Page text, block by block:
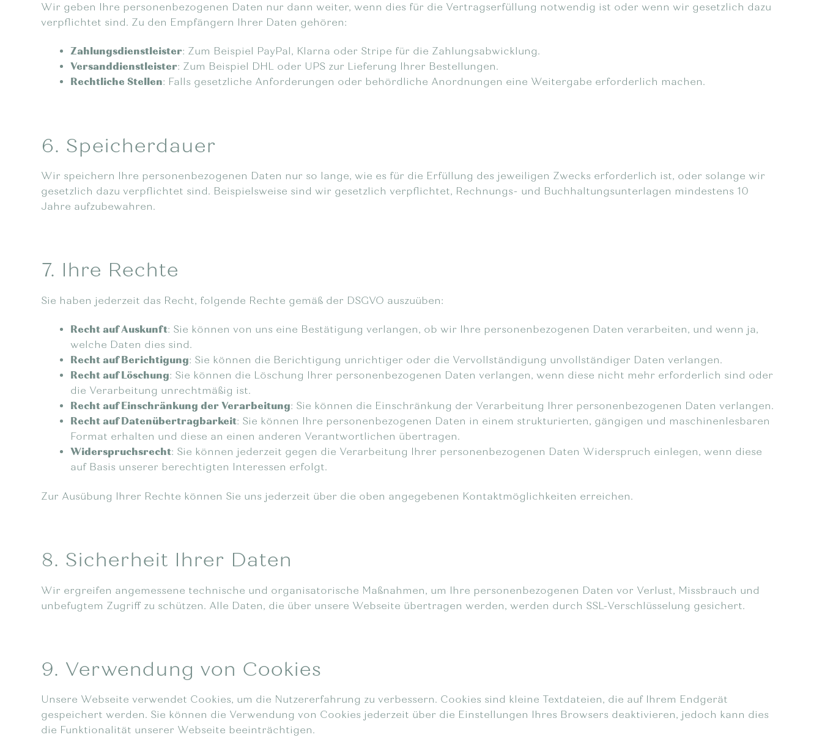
Wir geben Ihre personenbezogenen Daten nur dann weiter, wenn dies für die Vertragserfüllung notwendig ist oder wenn wir gesetzlich dazu
verpflichtet sind. Zu den Empfängern Ihrer Daten gehören:
Zahlungsdienstleister: Zum Beispiel PayPal, Klarna oder Stripe für die Zahlungsabwicklung.
Versanddienstleister: Zum Beispiel DHL oder UPS zur Lieferung Ihrer Bestellungen.
Rechtliche Stellen: Falls gesetzliche Anforderungen oder behördliche Anordnungen eine Weitergabe erforderlich machen.
6. Speicherdauer
Wir speichern Ihre personenbezogenen Daten nur so lange, wie es für die Erfüllung des jeweiligen Zwecks erforderlich ist, oder solange wir
gesetzlich dazu verpflichtet sind. Beispielsweise sind wir gesetzlich verpflichtet, Rechnungs- und Buchhaltungsunterlagen mindestens 10
Jahre aufzubewahren.
7. Ihre Rechte
Sie haben jederzeit das Recht, folgende Rechte gemäß der DSGVO auszuüben:
Recht auf Auskunft: Sie können von uns eine Bestätigung verlangen, ob wir Ihre personenbezogenen Daten verarbeiten, und wenn ja,
welche Daten dies sind.
Recht auf Berichtigung: Sie können die Berichtigung unrichtiger oder die Vervollständigung unvollständiger Daten verlangen.
Recht auf Löschung: Sie können die Löschung Ihrer personenbezogenen Daten verlangen, wenn diese nicht mehr erforderlich sind oder
die Verarbeitung unrechtmäßig ist.
Recht auf Einschränkung der Verarbeitung: Sie können die Einschränkung der Verarbeitung Ihrer personenbezogenen Daten verlangen.
Recht auf Datenübertragbarkeit: Sie können Ihre personenbezogenen Daten in einem strukturierten, gängigen und maschinenlesbaren
Format erhalten und diese an einen anderen Verantwortlichen übertragen.
Widerspruchsrecht: Sie können jederzeit gegen die Verarbeitung Ihrer personenbezogenen Daten Widerspruch einlegen, wenn diese
auf Basis unserer berechtigten Interessen erfolgt.
Zur Ausübung Ihrer Rechte können Sie uns jederzeit über die oben angegebenen Kontaktmöglichkeiten erreichen.
8. Sicherheit Ihrer Daten
Wir ergreifen angemessene technische und organisatorische Maßnahmen, um Ihre personenbezogenen Daten vor Verlust, Missbrauch und
unbefugtem Zugriff zu schützen. Alle Daten, die über unsere Webseite übertragen werden, werden durch SSL-Verschlüsselung gesichert.
9. Verwendung von Cookies
Unsere Webseite verwendet Cookies, um die Nutzererfahrung zu verbessern. Cookies sind kleine Textdateien, die auf Ihrem Endgerät
gespeichert werden. Sie können die Verwendung von Cookies jederzeit über die Einstellungen Ihres Browsers deaktivieren, jedoch kann dies
die Funktionalität unserer Webseite beeinträchtigen.